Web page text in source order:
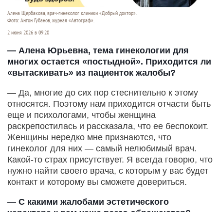
Алена Щербакова, врач-гинеколог клиники «Добрый доктор».
Фото: Антон Губанов, журнал «Автограф».
2 июня 2026 в 09:20
— Алена Юрьевна, тема гинекологии для
многих остается «постыдной». Приходится ли
«вытаскивать» из пациенток жалобы?
— Да, многие до сих пор стеснительно к этому
относятся. Поэтому нам приходится отчасти быть
еще и психологами, чтобы женщина
раскрепостилась и рассказала, что ее беспокоит.
Женщины нередко мне признаются, что
гинеколог для них — самый нелюбимый врач.
Какой-то страх присутствует. Я всегда говорю, что
нужно найти своего врача, с которым у вас будет
контакт и которому вы сможете довериться.
— С какими жалобами эстетического